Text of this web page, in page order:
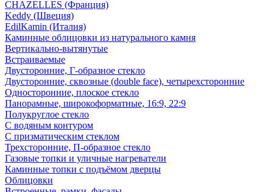
CHAZELLES (Франция)
Keddy (Швеция)
EdilKamin (Италия)
Каминные облицовки из натурального камня
Вертикально-вытянутые
Встраиваемые
Двусторонние, Г-образное стекло
Двусторонние, сквозные (double face), четырехсторонние
Односторонние, плоское стекло
Панорамные, широкоформатные, 16:9, 22:9
Полукруглое стекло
С водяным контуром
С призматическим стеклом
Трехсторонние, П-образное стекло
Газовые топки и уличные нагреватели
Каминные топки с подъёмом дверцы
Облицовки